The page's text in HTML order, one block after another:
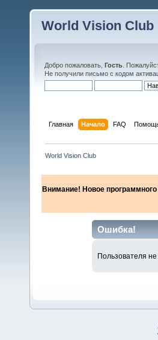
World Vision Club
Добро пожаловать, Гость .
Не получили письмо с кодом
Главная Начало FAQ
World Vision Club
Внимание! Новое
Ошибка!
Пользователя не